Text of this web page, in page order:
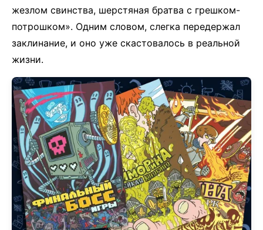
жезлом свинства, шерстяная братва с грешком-
потрошком». Одним словом, слегка передержал
заклинание, и оно уже скастовалось в реальной
жизни.